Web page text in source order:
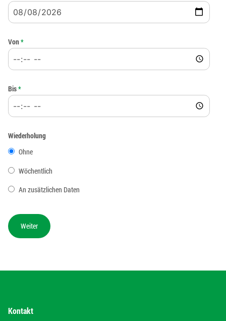
Von*
Bis*
Wiederholung
Ohne
Wöchentlich
An zusätzlichen Daten
Kontakt